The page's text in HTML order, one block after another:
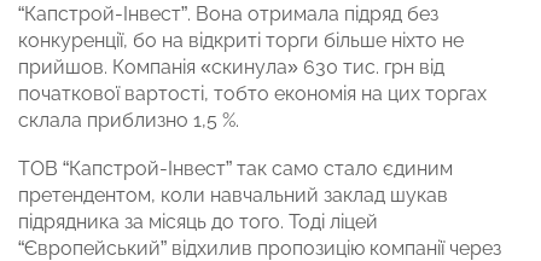
“Капстрой-Інвест”. Вона отримала підряд без
конкуренції, бо на відкриті торги більше ніхто не
прийшов. Компанія «скинула» 630 тис. грн від
початкової вартості, тобто економія на цих торгах
склала приблизно 1,5 %.
ТОВ “Капстрой-Інвест” так само стало єдиним
претендентом, коли навчальний заклад шукав
підрядника за місяць до того. Тоді ліцей
“Європейський” відхилив пропозицію компанії через